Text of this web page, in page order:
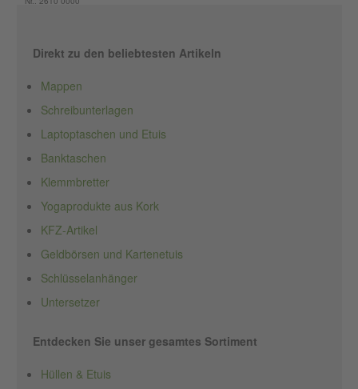
Direkt zu den beliebtesten Artikeln
Mappen
Schreibunterlagen
Laptoptaschen und Etuis
Banktaschen
Klemmbretter
Yogaprodukte aus Kork
KFZ-Artikel
Geldbörsen und Kartenetuis
Schlüsselanhänger
Untersetzer
Entdecken Sie unser gesamtes Sortiment
Hüllen & Etuis